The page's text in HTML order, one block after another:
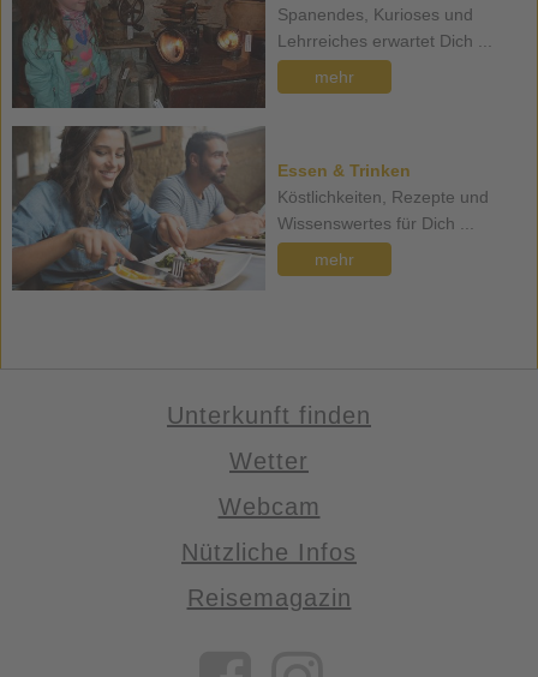
Spanendes, Kurioses und
Lehrreiches erwartet Dich ...
mehr
Essen & Trinken
Köstlichkeiten, Rezepte und
Wissenswertes für Dich ...
mehr
Unterkunft finden
Wetter
Webcam
Nützliche Infos
Reisemagazin